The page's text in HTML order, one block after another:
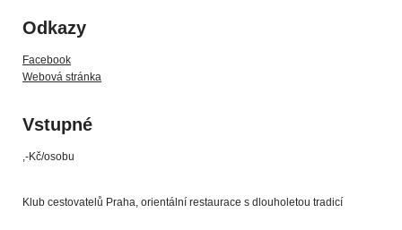
Odkazy
Facebook
Webová stránka
Vstupné
,-Kč/osobu
Klub cestovatelů Praha, orientální restaurace s dlouholetou tradicí